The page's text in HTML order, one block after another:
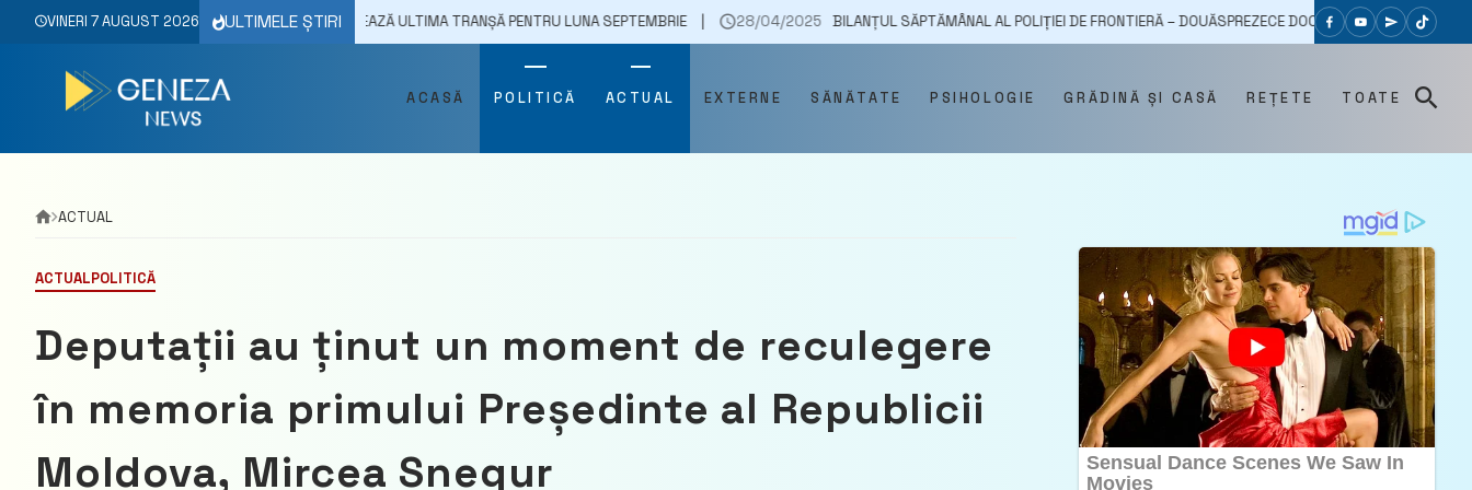
VINERI 7 AUGUST 2026 ULTIMELE ȘTIRI
DE ASIGURĂRI SOCIALE FINANȚEAZĂ ULTIMA TRANȘĂ PENTRU LUNA SEPTEMBRIE 28/04/2025 BILANȚUL SĂPTĂMÂNAL AL POLIȚIEI DE FRONTIERĂ – DOUĂSPREZECE DOCUMENTE FALSIFICATE DEPISTATE
ACASĂ POLITICĂ ACTUAL EXTERNE SĂNĂTATE PSIHOLOGIE GRĂDINĂ ȘI CASĂ REȚETE TOATE
ACTUAL
ACTUALPOLITICĂ
Deputații au ținut un moment de reculegere
în memoria primului Președinte al Republicii
Moldova, Mircea Snegur